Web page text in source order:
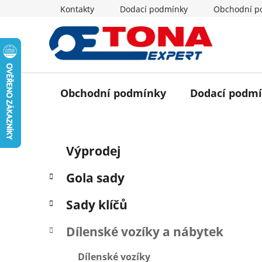
Kontakty Dodací podmínky Obchodní
Obchodní podmínky Dodací
s
r
n
Přeskočit
kategorie
e
o
i
Výprodej
Gola sady
Sady klíčů
Dílenské vozíky a nábytek
Dílenské vozíky